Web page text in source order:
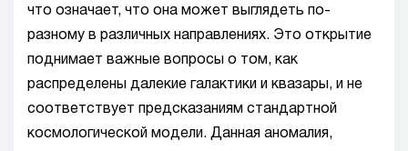
что означает, что она может выглядеть по-
разному в различных направлениях. Это открытие
поднимает важные вопросы о том, как
распределены далекие галактики и квазары, и не
соответствует предсказаниям стандартной
космологической модели. Данная аномалия,